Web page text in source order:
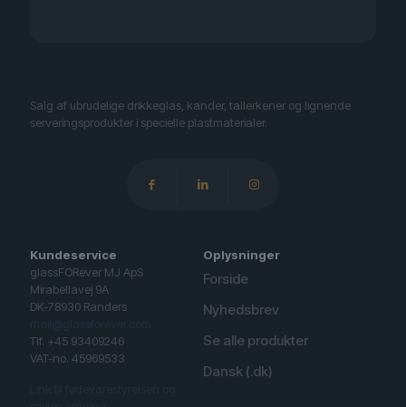
Salg af ubrudelige drikkeglas, kander, tallerkener og lignende
serveringsprodukter i specielle plastmaterialer.
Kundeservice
glassFORever MJ ApS
Mirabellavej 9A
DK-78930 Randers
Tlf. +45 93409246
VAT-no. 45969533
Oplysninger
Forside
Nyhedsbrev
Se alle produkter
Dansk (.dk)